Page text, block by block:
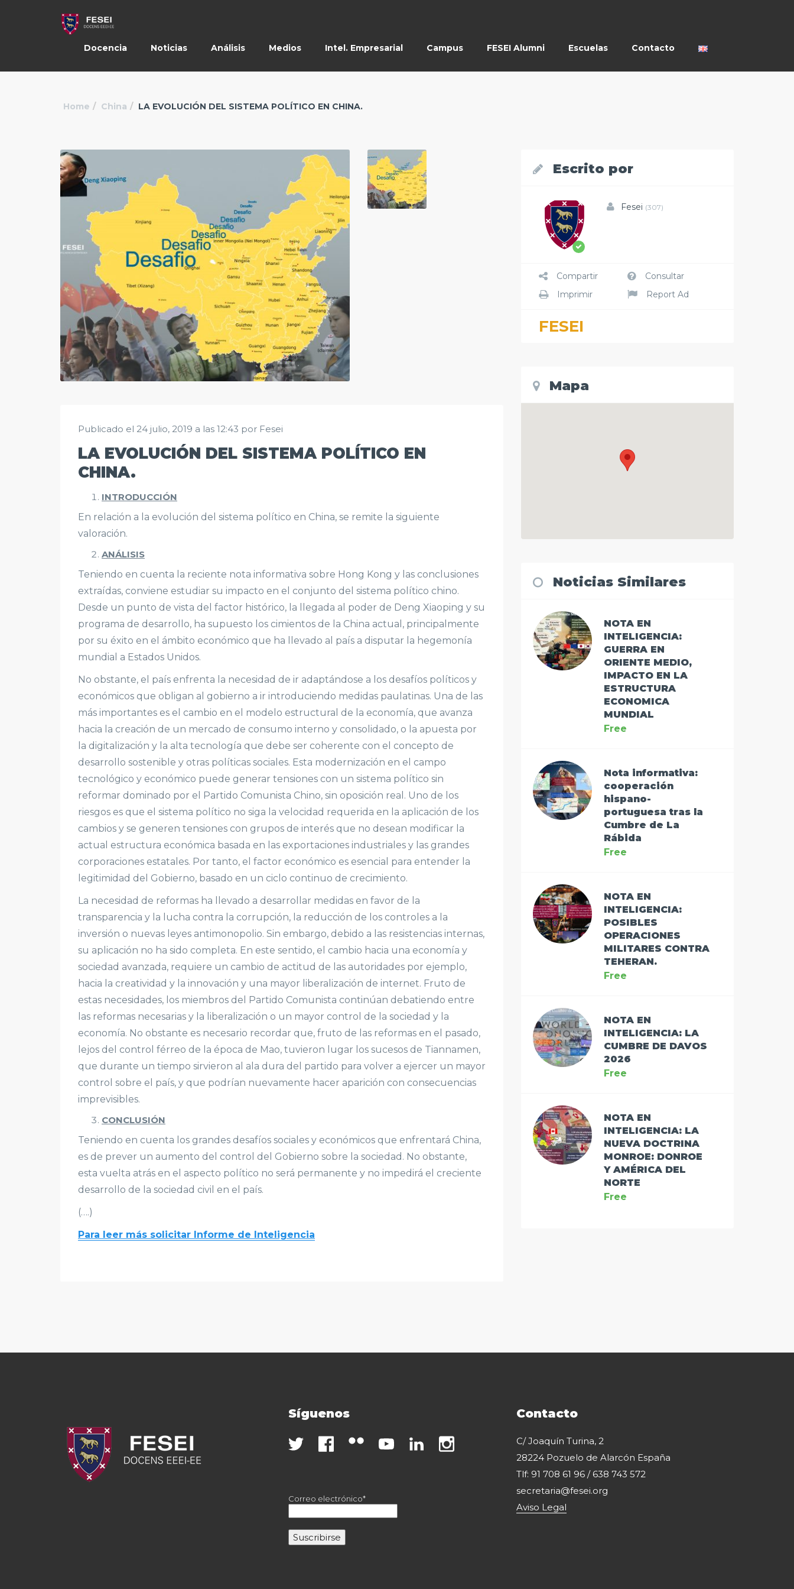
Docencia Noticias Análisis Medios Intel. Empresarial Campus FESEI Alumni Escuelas Contacto
Home China LA EVOLUCIÓN DEL SISTEMA POLÍTICO EN CHINA.
Publicado el 24 julio, 2019 a las 12:43 por Fesei
LA EVOLUCIÓN DEL SISTEMA POLÍTICO EN
CHINA.
INTRODUCCIÓN
En relación a la evolución del sistema político en China, se remite la siguiente
valoración.
ANÁLISIS
Teniendo en cuenta la reciente nota informativa sobre Hong Kong y las conclusiones
extraídas, conviene estudiar su impacto en el conjunto del sistema político chino.
Desde un punto de vista del factor histórico, la llegada al poder de Deng Xiaoping y su
programa de desarrollo, ha supuesto los cimientos de la China actual, principalmente
por su éxito en el ámbito económico que ha llevado al país a disputar la hegemonía
mundial a Estados Unidos.
No obstante, el país enfrenta la necesidad de ir adaptándose a los desafíos políticos y
económicos que obligan al gobierno a ir introduciendo medidas paulatinas. Una de las
más importantes es el cambio en el modelo estructural de la economía, que avanza
hacia la creación de un mercado de consumo interno y consolidado, o la apuesta por
la digitalización y la alta tecnología que debe ser coherente con el concepto de
desarrollo sostenible y otras políticas sociales. Esta modernización en el campo
tecnológico y económico puede generar tensiones con un sistema político sin
reformar dominado por el Partido Comunista Chino, sin oposición real. Uno de los
riesgos es que el sistema político no siga la velocidad requerida en la aplicación de los
cambios y se generen tensiones con grupos de interés que no desean modificar la
actual estructura económica basada en las exportaciones industriales y las grandes
corporaciones estatales. Por tanto, el factor económico es esencial para entender la
legitimidad del Gobierno, basado en un ciclo continuo de crecimiento.
La necesidad de reformas ha llevado a desarrollar medidas en favor de la
transparencia y la lucha contra la corrupción, la reducción de los controles a la
inversión o nuevas leyes antimonopolio. Sin embargo, debido a las resistencias internas,
su aplicación no ha sido completa. En este sentido, el cambio hacia una economía y
sociedad avanzada, requiere un cambio de actitud de las autoridades por ejemplo,
hacia la creatividad y la innovación y una mayor liberalización de internet. Fruto de
estas necesidades, los miembros del Partido Comunista continúan debatiendo entre
las reformas necesarias y la liberalización o un mayor control de la sociedad y la
economía. No obstante es necesario recordar que, fruto de las reformas en el pasado,
lejos del control férreo de la época de Mao, tuvieron lugar los sucesos de Tiannamen,
que durante un tiempo sirvieron al ala dura del partido para volver a ejercer un mayor
control sobre el país, y que podrían nuevamente hacer aparición con consecuencias
imprevisibles.
CONCLUSIÓN
Teniendo en cuenta los grandes desafíos sociales y económicos que enfrentará China,
es de prever un aumento del control del Gobierno sobre la sociedad. No obstante,
esta vuelta atrás en el aspecto político no será permanente y no impedirá el creciente
desarrollo de la sociedad civil en el país.
(….)
Para leer más solicitar Informe de Inteligencia
Escrito por
Fesei (307)
Compartir
Consultar
Imprimir
Report Ad
FESEI
Mapa
Noticias Similares
NOTA EN
INTELIGENCIA:
GUERRA EN
ORIENTE MEDIO,
IMPACTO EN LA
ESTRUCTURA
ECONOMICA
MUNDIAL
Free
Nota informativa:
cooperación
hispano-
portuguesa tras la
Cumbre de La
Rábida
Free
NOTA EN
INTELIGENCIA:
POSIBLES
OPERACIONES
MILITARES CONTRA
TEHERAN.
Free
NOTA EN
INTELIGENCIA: LA
CUMBRE DE DAVOS
2026
Free
NOTA EN
INTELIGENCIA: LA
NUEVA DOCTRINA
MONROE: DONROE
Y AMÉRICA DEL
NORTE
Free
Síguenos
Correo electrónico*
Contacto
C/ Joaquín Turina, 2
28224 Pozuelo de Alarcón España
Tlf: 91 708 61 96 / 638 743 572
secretaria@fesei.org
Aviso Legal